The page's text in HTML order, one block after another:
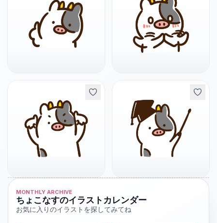
MONTHLY ARCHIVE
ちょこなすのイラストカレンダー
お気に入りのイラストを探してみてね